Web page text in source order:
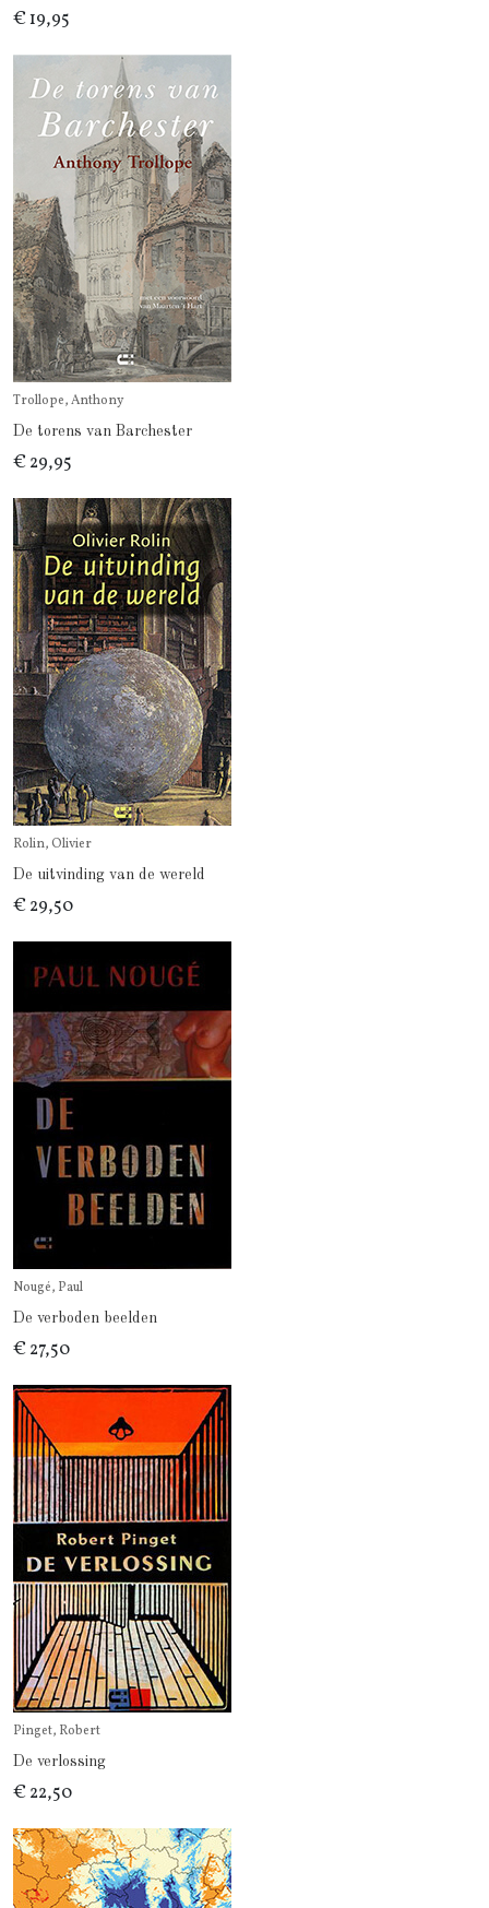
€ 19,95
Trollope, Anthony
De torens van Barchester
€ 29,95
Rolin, Olivier
De uitvinding van de wereld
€ 29,50
Nougé, Paul
De verboden beelden
€ 27,50
Pinget, Robert
De verlossing
€ 22,50